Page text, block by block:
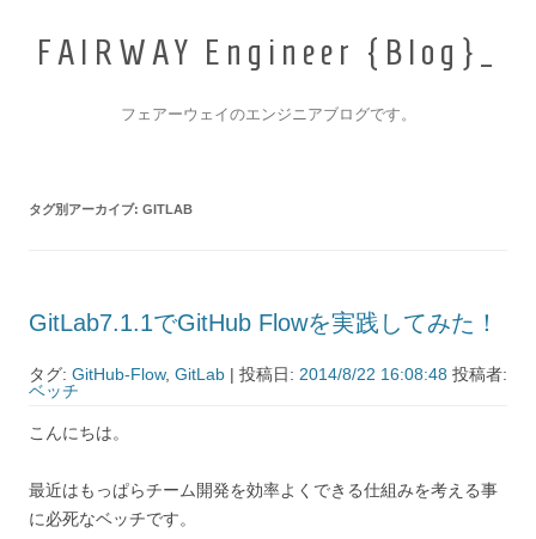
FA IRWAY Eng ineer {B log}
フェアーウェイのエンジニアブログです。
タグ別アーカイブ: GITLAB
GitLab7.1.1でGitHub Flowを実践してみた！
タグ: GitHub-Flow, GitLab | 投稿日: 2014/8/22 16:08:48 投稿者:
ベッチ
こんにちは。
最近はもっぱらチーム開発を効率よくできる仕組みを考える事
に必死なベッチです。